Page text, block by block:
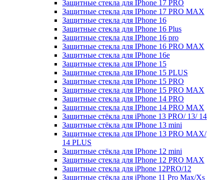
Защитные стекла для IPhone 17 PRO
Защитные стекла для IPhone 17 PRO MAX
Защитные стекла для IPhone 16
Защитные стекла для IPhone 16 Plus
Защитные стекла для IPhone 16 pro
Защитные стекла для IPhone 16 PRO MAX
Защитные стекла для IPhone 16e
Защитные стекла для IPhone 15
Защитные стекла для IPhone 15 PLUS
Защитные стекла для IPhone 15 PRO
Защитные стекла для IPhone 15 PRO MAX
Защитные стекла для IPhone 14 PRO
Защитные стекла для IPhone 14 PRO MAX
Защитные стёкла для iPhone 13 PRO/ 13/ 14
Защитные стёкла для IPhone 13 mini
Защитные стекла для IPhone 13 PRO MAX/
14 PLUS
Защитные стёкла для IPhone 12 mini
Защитные стекла для IPhone 12 PRO MAX
Защитные стекла для iPhone 12PRO/12
Защитные стёкла для iPhone 11 Pro Max/Xs